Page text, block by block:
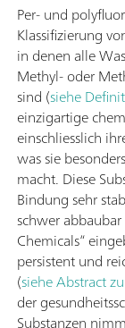
Per- und
Klassifizierung
in denen alle
Methyl- oder
sind (siehe
einzigartige
einschliesslich
was sie
macht. Diese
Bindung sehr
schwer
Chemicals“
persistent und
(siehe Abstract
der
Substanzen